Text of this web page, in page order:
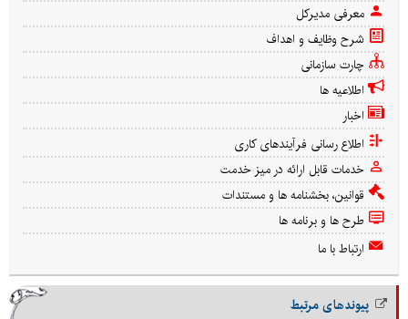
معرفی مدیرکل
شرح وظایف و اهداف
چارت سازمانی
اطلاعیه ها
اخبار
اطلاع رسانی فرآیندهای کاری
خدمات قابل ارائه در میز خدمت
قوانین، بخشنامه ها و مستندات
طرح ها و برنامه ها
ارتباط با ما
پیوندهای مرتبط